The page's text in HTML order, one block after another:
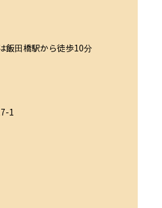
飯田橋駅から徒歩10分
1